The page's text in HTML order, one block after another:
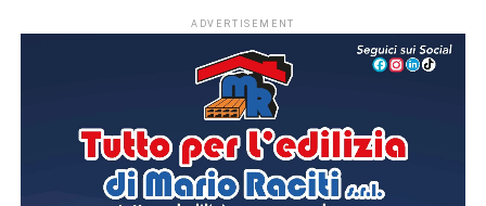
ADVERTISEMENT